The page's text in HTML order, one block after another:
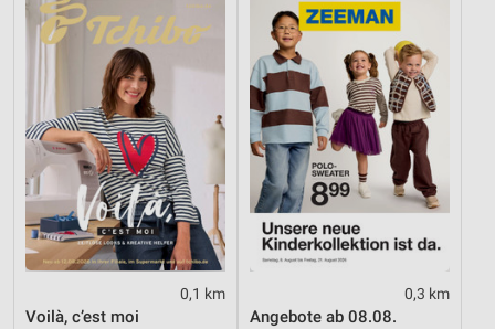
0,1 km
Voilà, c’est moi
0,3 km
Angebote ab 08.08.